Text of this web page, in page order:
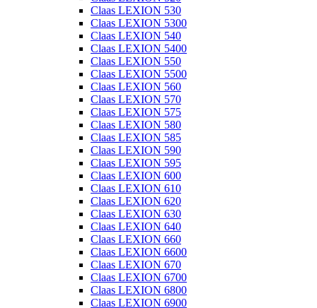
Claas LEXION 530
Claas LEXION 5300
Claas LEXION 540
Claas LEXION 5400
Claas LEXION 550
Claas LEXION 5500
Claas LEXION 560
Claas LEXION 570
Claas LEXION 575
Claas LEXION 580
Claas LEXION 585
Claas LEXION 590
Claas LEXION 595
Claas LEXION 600
Claas LEXION 610
Claas LEXION 620
Claas LEXION 630
Claas LEXION 640
Claas LEXION 660
Claas LEXION 6600
Claas LEXION 670
Claas LEXION 6700
Claas LEXION 6800
Claas LEXION 6900